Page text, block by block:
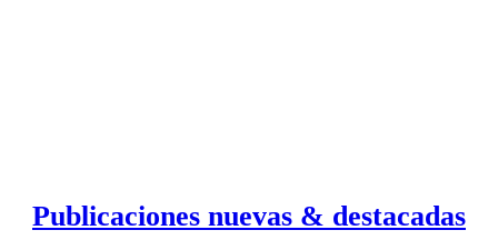
Publicaciones nuevas & destacadas